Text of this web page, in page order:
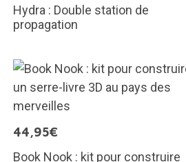
Hydra : Double station de
propagation
44,95€
Book Nook : kit pour construire